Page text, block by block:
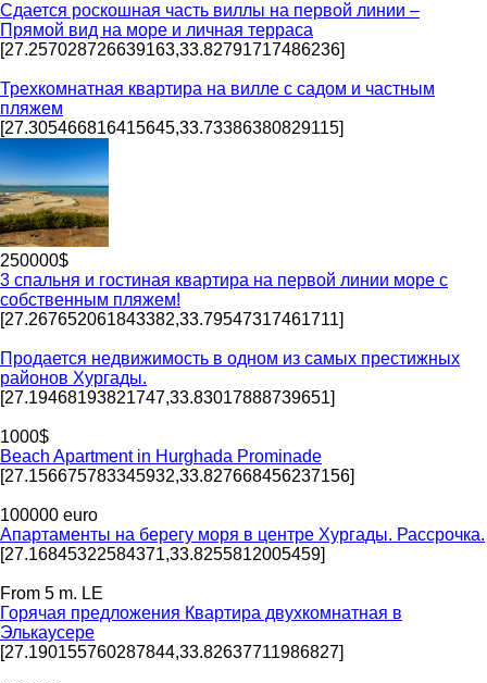
Сдается роскошная часть виллы на первой линии –
Прямой вид на море и личная терраса
[27.257028726639163,33.82791717486236]
Трехкомнатная квартира на вилле с садом и частным
пляжем
[27.305466816415645,33.73386380829115]
250000$
3 спальня и гостиная квартира на первой линии море с
собственным пляжем!
[27.267652061843382,33.79547317461711]
Продается недвижимость в одном из самых престижных
районов Хургады.
[27.19468193821747,33.83017888739651]
1000$
Beach Apartment in Hurghada Prominade
[27.156675783345932,33.827668456237156]
100000 euro
Апартаменты на берегу моря в центре Хургады. Рассрочка.
[27.16845322584371,33.8255812005459]
From 5 m. LE
Горячая предложения Квартира двухкомнатная в
Элькаусере
[27.190155760287844,33.82637711986827]